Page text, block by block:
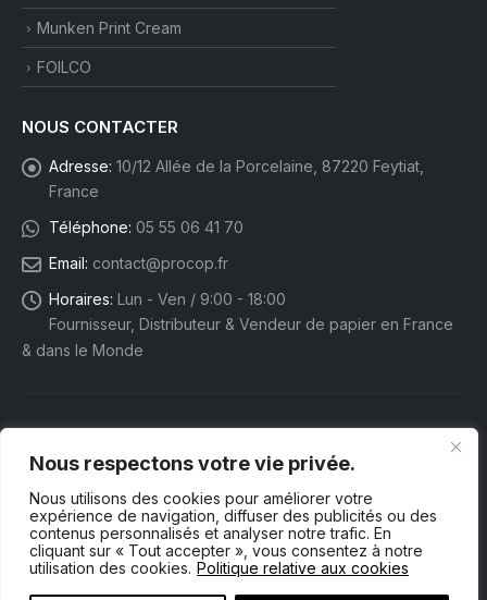
Nous respectons votre vie privée.
Nous utilisons des cookies pour améliorer votre
expérience de navigation, diffuser des publicités ou des
contenus personnalisés et analyser notre trafic. En
cliquant sur « Tout accepter », vous consentez à notre
utilisation des cookies. Politique relative aux cookies
Munken Print Cream
FOILCO
NOUS CONTACTER
Adresse: 10/12 Allée de la Porcelaine, 87220 Feytiat,
France
Téléphone: 05 55 06 41 70
Email: contact@procop.fr
Horaires: Lun - Ven / 9:00 - 18:00
Fournisseur, Distributeur & Vendeur de papier en France
& dans le Monde
Procop eShop. © 2025 Tous droits réservés.